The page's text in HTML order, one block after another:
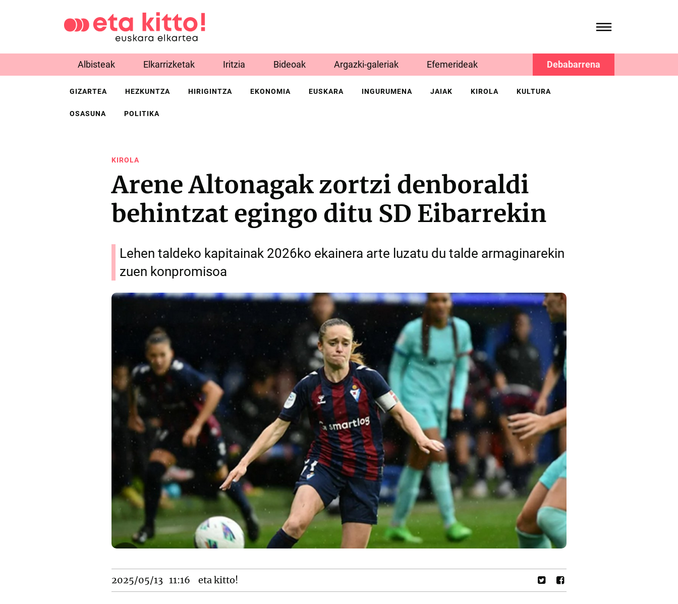
Albisteak Elkarrizketak Iritzia Bideoak Argazki-galeriak Efemerideak Debabarrena
GIZARTEA HEZKUNTZA HIRIGINTZA EKONOMIA EUSKARA INGURUMENA JAIAK KIROLA KULTURA
OSASUNA POLITIKA
KIROLA
Arene Altonagak zortzi denboraldi
behintzat egingo ditu SD Eibarrekin
Lehen taldeko kapitainak 2026ko ekainera arte luzatu du talde armaginarekin
zuen konpromisoa
2025/05/13 11:16 eta kitto!